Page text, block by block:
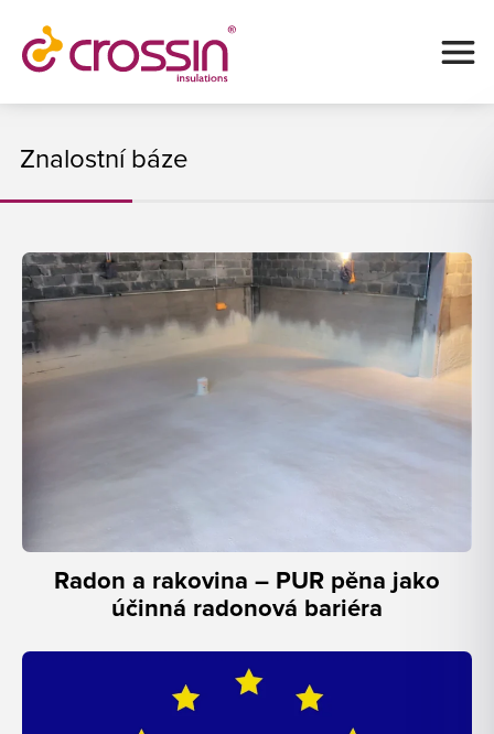
Znalostní báze
Radon a rakovina – PUR pěna jako
účinná radonová bariéra